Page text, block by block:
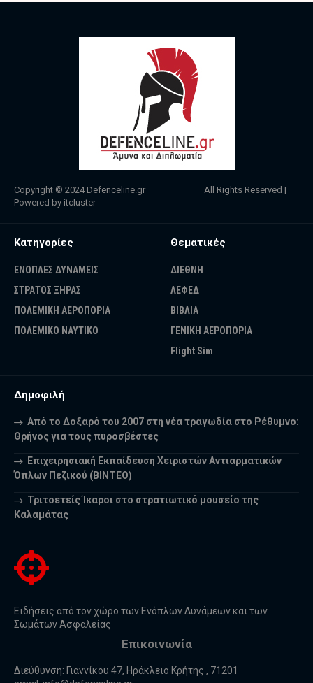
Copyright © 2024 Defenceline.gr All Rights Reserved |
Powered by itcluster
Κατηγορίες
ΕΝΟΠΛΕΣ ΔΥΝΑΜΕΙΣ
ΣΤΡΑΤΟΣ ΞΗΡΑΣ
ΠΟΛΕΜΙΚΗ ΑΕΡΟΠΟΡΙΑ
ΠΟΛΕΜΙΚΟ ΝΑΥΤΙΚΟ
Θεματικές
ΔΙΕΘΝΗ
ΛΕΦΕΔ
ΒΙΒΛΙΑ
ΓΕΝΙΚΗ ΑΕΡΟΠΟΡΙΑ
Flight Sim
Δημοφιλή
Από το Δοξαρό του 2007 στη νέα τραγωδία στο Ρέθυμνο:
Θρήνος για τους πυροσβέστες
Επιχειρησιακή Εκπαίδευση Χειριστών Αντιαρματικών
Όπλων Πεζικού (ΒΙΝΤΕΟ)
Τριτοετείς Ίκαροι στο στρατιωτικό μουσείο της
Καλαμάτας
Ειδήσεις από τον χώρο των Ενόπλων Δυνάμεων και των
Σωμάτων Ασφαλείας
Επικοινωνία
Διεύθυνση: Γιαννίκου 47, Ηράκλειο Κρήτης , 71201